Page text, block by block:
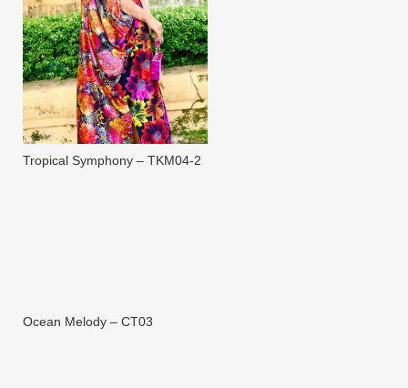
Tropical Symphony – TKM04-2
Ocean Melody – CT03